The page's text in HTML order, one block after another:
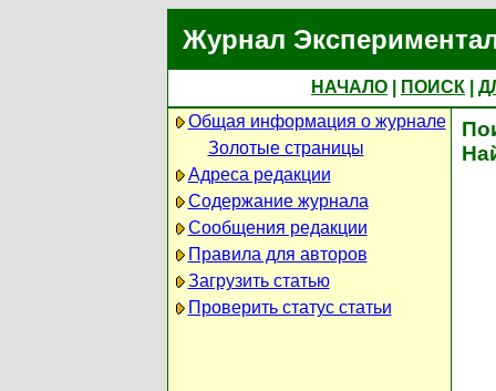
Журнал
НАЧАЛО ПОИСК
Общая информация о журнале
Золотые страницы
Адреса редакции
Содержание журнала
Сообщения редакции
Правила для авторов
Загрузить статью
Проверить статус статьи